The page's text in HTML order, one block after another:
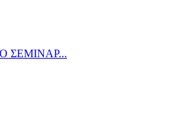
ΣΕΜΙΝΑΡ...